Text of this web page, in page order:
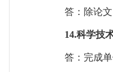
答：除论
14.科学技
答：完成